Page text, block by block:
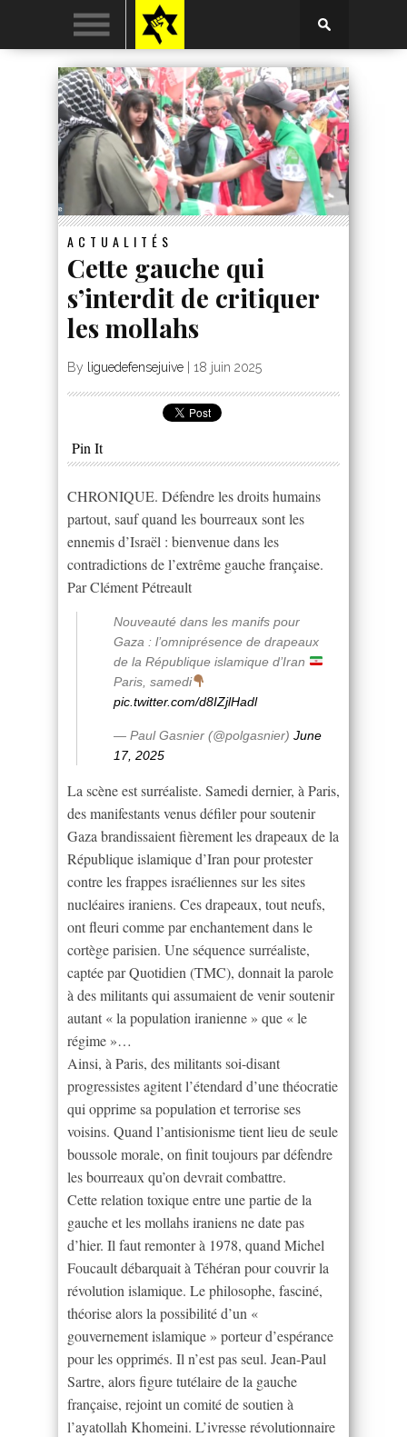
ACTUALITÉS
Cette gauche qui
s’interdit de critiquer
les mollahs
By liguedefensejuive 18 juin 2025
Pin It
CHRONIQUE. Défendre les droits humains
partout, sauf quand les bourreaux sont les
ennemis d’Israël : bienvenue dans les
contradictions de l’extrême gauche française.
Par Clément Pétreault
Nouveauté dans les manifs pour
Gaza : l’omniprésence de drapeaux
de la République islamique d’Iran
Paris, samedi
pic.twitter.com/d8IZjlHadl
— Paul Gasnier (@polgasnier) June
17, 2025
La scène est surréaliste. Samedi dernier, à Paris,
des manifestants venus défiler pour soutenir
Gaza brandissaient fièrement les drapeaux de la
République islamique d’Iran pour protester
contre les frappes israéliennes sur les sites
nucléaires iraniens. Ces drapeaux, tout neufs,
ont fleuri comme par enchantement dans le
cortège parisien. Une séquence surréaliste,
captée par Quotidien (TMC), donnait la parole
à des militants qui assumaient de venir soutenir
autant « la population iranienne » que « le
régime »…
Ainsi, à Paris, des militants soi-disant
progressistes agitent l’étendard d’une théocratie
qui opprime sa population et terrorise ses
voisins. Quand l’antisionisme tient lieu de seule
boussole morale, on finit toujours par défendre
les bourreaux qu’on devrait combattre.
Cette relation toxique entre une partie de la
gauche et les mollahs iraniens ne date pas
d’hier. Il faut remonter à 1978, quand Michel
Foucault débarquait à Téhéran pour couvrir la
révolution islamique. Le philosophe, fasciné,
théorise alors la possibilité d’un «
gouvernement islamique » porteur d’espérance
pour les opprimés. Il n’est pas seul. Jean-Paul
Sartre, alors figure tutélaire de la gauche
française, rejoint un comité de soutien à
l’ayatollah Khomeini. L’ivresse révolutionnaire